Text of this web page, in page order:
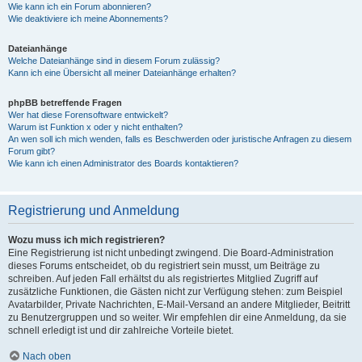
Wie kann ich ein Forum abonnieren?
Wie deaktiviere ich meine Abonnements?
Dateianhänge
Welche Dateianhänge sind in diesem Forum zulässig?
Kann ich eine Übersicht all meiner Dateianhänge erhalten?
phpBB betreffende Fragen
Wer hat diese Forensoftware entwickelt?
Warum ist Funktion x oder y nicht enthalten?
An wen soll ich mich wenden, falls es Beschwerden oder juristische Anfragen zu diesem
Forum gibt?
Wie kann ich einen Administrator des Boards kontaktieren?
Registrierung und Anmeldung
Wozu muss ich mich registrieren?
Eine Registrierung ist nicht unbedingt zwingend. Die Board-Administration
dieses Forums entscheidet, ob du registriert sein musst, um Beiträge zu
schreiben. Auf jeden Fall erhältst du als registriertes Mitglied Zugriff auf
zusätzliche Funktionen, die Gästen nicht zur Verfügung stehen: zum Beispiel
Avatarbilder, Private Nachrichten, E-Mail-Versand an andere Mitglieder, Beitritt
zu Benutzergruppen und so weiter. Wir empfehlen dir eine Anmeldung, da sie
schnell erledigt ist und dir zahlreiche Vorteile bietet.
Nach oben